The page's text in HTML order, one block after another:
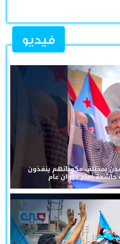
فيديو
عدن بمختلف مكوناتهم ينفذون
حاشدة أمام ديوان عام